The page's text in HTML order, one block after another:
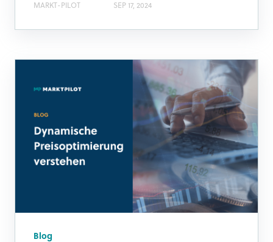
MARKT-PILOT SEP 17, 2024
Blog